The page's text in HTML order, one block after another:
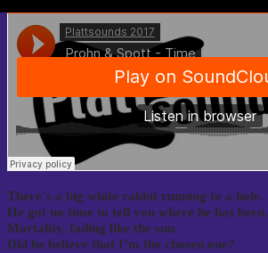
There´s a big white rabbit running to a hole.
He got no time to tell you where he has been.
Mortality, fading like the sun.
Did he believe that I’m the chosen one?